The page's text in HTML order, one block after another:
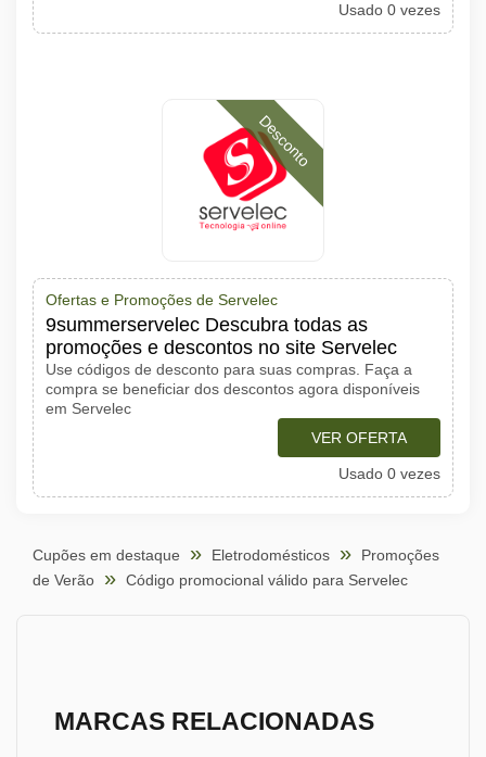
Usado 0 vezes
Desconto
Ofertas e Promoções de Servelec
9summerservelec Descubra todas as
promoções e descontos no site Servelec
Use códigos de desconto para suas compras. Faça a
compra se beneficiar dos descontos agora disponíveis
em Servelec
VER OFERTA
Usado 0 vezes
Cupões em destaque Eletrodomésticos
Promoções
de Verão
Código promocional válido para Servelec
MARCAS RELACIONADAS